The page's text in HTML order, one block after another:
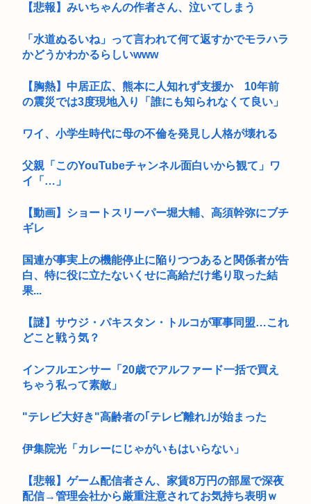
【悲報】みいちゃんの作者さん、泣いてしまう
「水道ぬるいね」って言われて何て返すかでモラハラ
かどうかわかるらしいwww
【胸熱】中居正広、熊本に人知れず支援か 10年前
の震災では3度現地入り「誰にも知られなくて良い」
ワイ、小学生時代に母の不倫を発見し人格が壊れる
父親「このYouTubeチャンネル面白いから観て」ワ
イ「…」
【動画】ショートスリーパー堀大輔、高須幹弥にブチ
ギレ
国連が事実上の機能停止に陥りつつあると関係者が告
白、特に役に立たないくせに高給だけ毟り取った結
果...
【謎】サウジ・パキスタン・トルコが軍事同盟…これ
どこと戦う気？
インフルエンサー「20歳でアルファード一括で買え
ちゃう私って素敵」
"テレビ大好き"高齢者の｢テレビ離れ｣が始まった
伊集院光「カレーにじゃがいもはいらない」
【悲報】ゲーム配信者さん、家賃8万円の部屋で深夜
配信→管理会社から厳重注意されてお気持ち表明ｗ